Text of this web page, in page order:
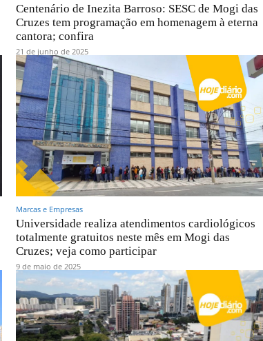
Centenário de Inezita Barroso: SESC de Mogi das
Cruzes tem programação em homenagem à eterna
cantora; confira
21 de junho de 2025
Marcas e Empresas
Universidade realiza atendimentos cardiológicos
totalmente gratuitos neste mês em Mogi das
Cruzes; veja como participar
9 de maio de 2025